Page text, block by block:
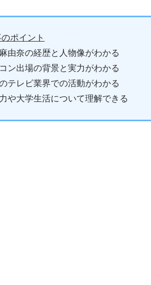
ポイント
由奈の経歴と人物像がわかる
ン出場の背景と実力がわかる
テレビ業界での活動がわかる
や大学生活について理解できる